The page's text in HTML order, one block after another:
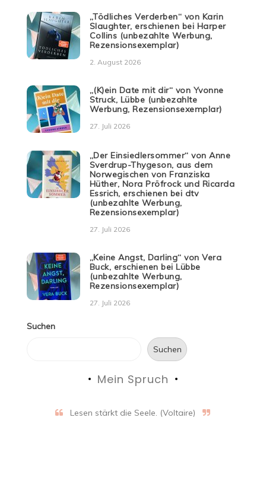
„Tödliches Verderben“ von Karin
Slaughter, erschienen bei Harper
Collins (unbezahlte Werbung,
Rezensionsexemplar)
2. August 2026
„(K)ein Date mit dir“ von Yvonne
Struck, Lübbe (unbezahlte
Werbung, Rezensionsexemplar)
27. Juli 2026
„Der Einsiedlersommer“ von Anne
Sverdrup-Thygeson, aus dem
Norwegischen von Franziska
Hüther, Nora Pröfrock und Ricarda
Essrich, erschienen bei dtv
(unbezahlte Werbung,
Rezensionsexemplar)
27. Juli 2026
„Keine Angst, Darling“ von Vera
Buck, erschienen bei Lübbe
(unbezahlte Werbung,
Rezensionsexemplar)
27. Juli 2026
Suchen
Suchen
Mein Spruch
Lesen stärkt die Seele. (Voltaire)